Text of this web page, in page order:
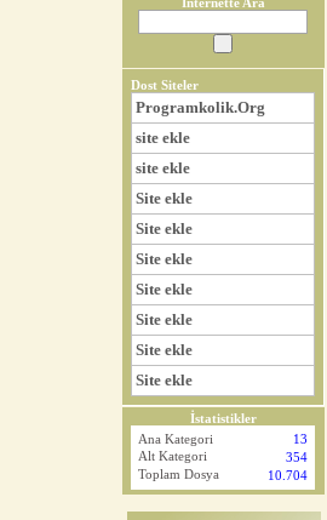
Dost Siteler
Programkolik.Org
site ekle
site ekle
Site ekle
Site ekle
Site ekle
Site ekle
Site ekle
Site ekle
Site ekle
İstatistikler
Ana Kategori
13
Alt Kategori
354
Toplam Dosya 10.704